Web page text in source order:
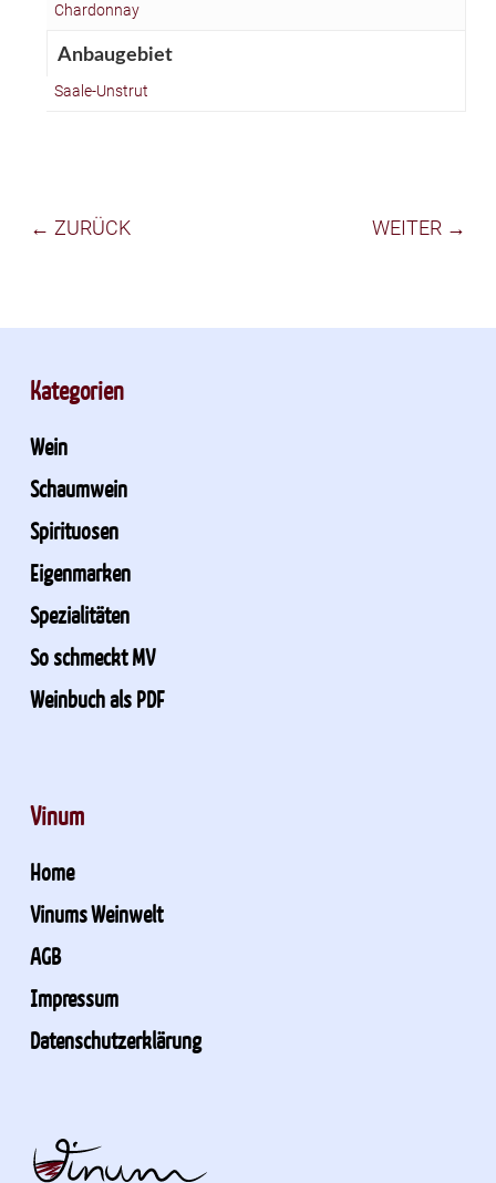
Chardonnay
Anbaugebiet
Saale-Unstrut
← ZURÜCK WEITER →
Kategorien
Wein
Schaumwein
Spirituosen
Eigenmarken
Spezialitäten
So schmeckt MV
Weinbuch als PDF
Vinum
Home
Vinums Weinwelt
AGB
Impressum
Datenschutzerklärung